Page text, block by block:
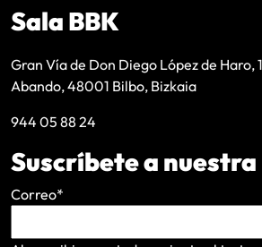
Sala BBK
Gran Vía de Don Diego López de Haro,
Abando, 48001 Bilbo, Bizkaia
944 05 88 24
Suscríbete a
Correo*